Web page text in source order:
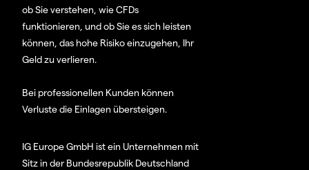
ob Sie verstehen, wie CFDs
funktionieren, und ob Sie es sich leisten
können, das hohe Risiko einzugehen, Ihr
Geld zu verlieren.
Bei professionellen Kunden können
Verluste die Einlagen übersteigen.
IG Europe GmbH ist ein Unternehmen mit
Sitz in der Bundesrepublik Deutschland